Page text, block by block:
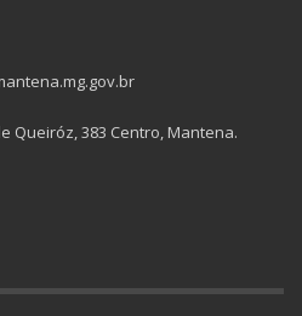
Queiróz, 383 Centro, Mantena.